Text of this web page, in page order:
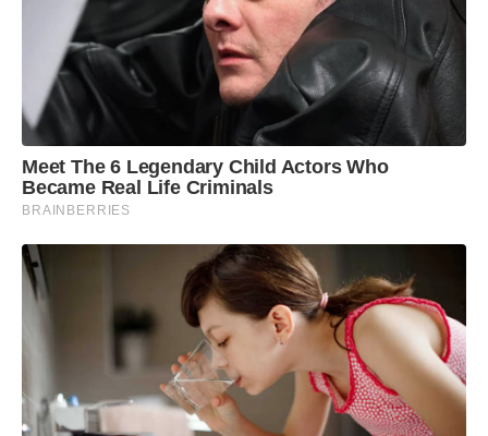
Meet The 6 Legendary Child Actors Who
Became Real Life Criminals
BRAINBERRIES